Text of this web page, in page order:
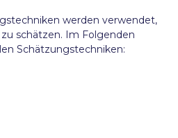
werden verwendet,
schätzen. Im Folgenden
Schätzungstechniken: